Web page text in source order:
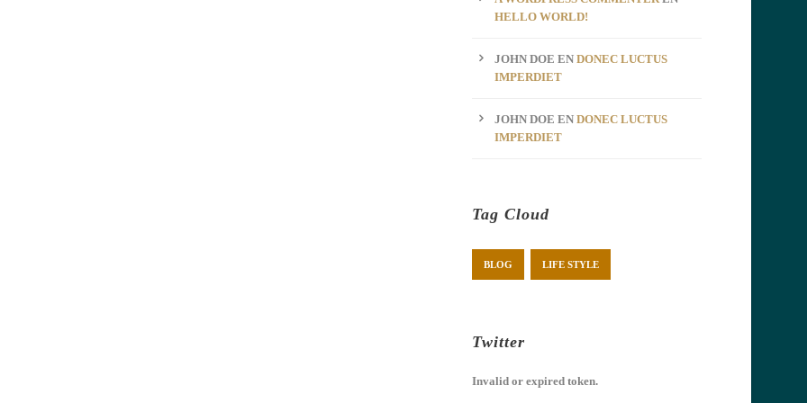
HELLO WORLD!
JOHN DOE EN DONEC LUCTUS
IMPERDIET
JOHN DOE EN DONEC LUCTUS
IMPERDIET
Tag Cloud
BLOG LIFE STYLE
Twitter
Invalid or expired token.